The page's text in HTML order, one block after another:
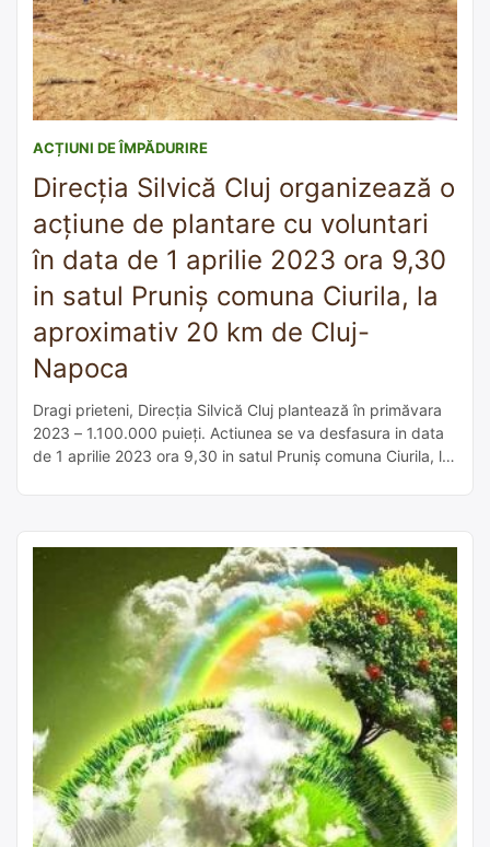
ACȚIUNI DE ÎMPĂDURIRE
Direcția Silvică Cluj organizează o
acțiune de plantare cu voluntari
în data de 1 aprilie 2023 ora 9,30
in satul Pruniș comuna Ciurila, la
aproximativ 20 km de Cluj-
Napoca
Dragi prieteni, Direcția Silvică Cluj plantează în primăvara
2023 – 1.100.000 puieți. Actiunea se va desfasura in data
de 1 aprilie 2023 ora 9,30 in satul Pruniș comuna Ciurila, la